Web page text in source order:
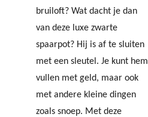
bruiloft? Wat dacht je dan
van deze luxe zwarte
spaarpot? Hij is af te sluiten
met een sleutel. Je kunt hem
vullen met geld, maar ook
met andere kleine dingen
zoals snoep. Met deze